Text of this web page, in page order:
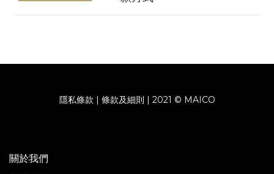
隱私條款 | 條款及細則 | 2021 © MAICO
關於我們